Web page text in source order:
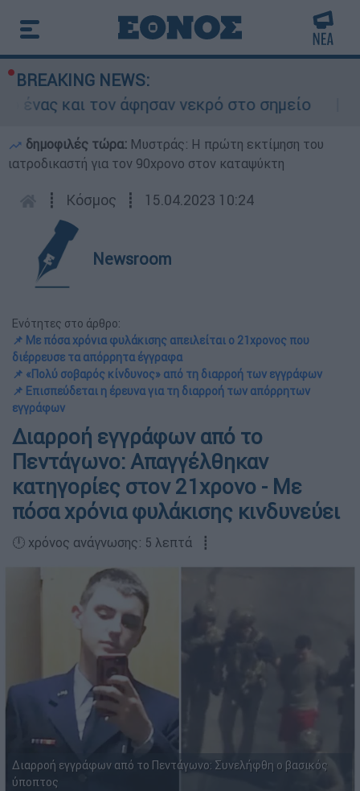
BREAKING NEWS:
τον άφησαν νεκρό στο σημείο
Δίωξη
δημοφιλές τώρα: Μυστράς: Η πρώτη εκτίμηση του
ιατροδικαστή για τον 90χρονο στον καταψύκτη
┋ Κόσμος ┋ 15.04.2023 10:24
Newsroom
Ενότητες στο άρθρο:
📌 Με πόσα χρόνια φυλάκισης απειλείται ο 21χρονος που
διέρρευσε τα απόρρητα έγγραφα
📌 «Πολύ σοβαρός κίνδυνος» από τη διαρροή των εγγράφων
📌 Επισπεύδεται η έρευνα για τη διαρροή των απόρρητων
εγγράφων
Διαρροή εγγράφων από το
Πεντάγωνο: Απαγγέλθηκαν
κατηγορίες στον 21χρονο - Με
πόσα χρόνια φυλάκισης κινδυνεύει
🕛 χρόνος ανάγνωσης: 5 λεπτά ┋
Διαρροή εγγράφων από το Πεντάγωνο: Συνελήφθη ο βασικός
ύποπτος